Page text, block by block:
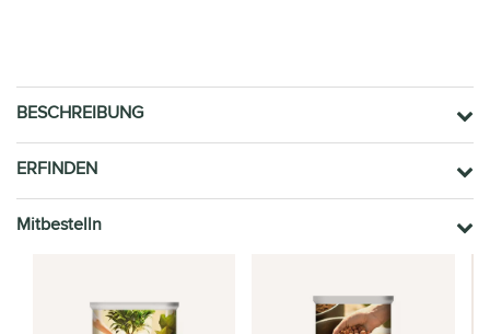
BESCHREIBUNG
ERFINDEN
Mitbestelln